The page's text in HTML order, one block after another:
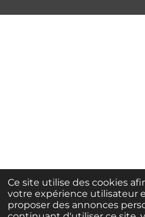
Ce site utilise des cookies
votre expérience utilisateur
proposer des annonces